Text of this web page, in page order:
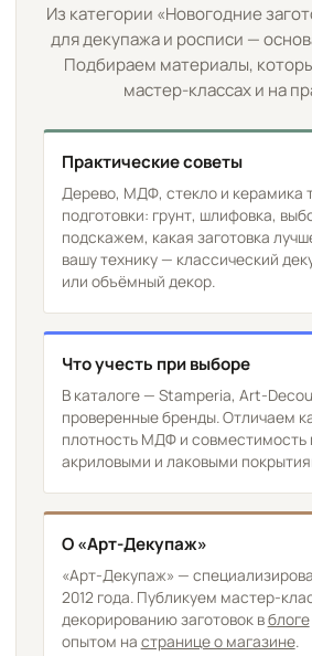
Из категории «Новогодние
для декупажа и росписи —
Подбираем материалы,
мастер-классах и на
Практические советы
Дерево, МДФ, стекло и керамика
подготовки: грунт, шлифовка,
подскажем, какая заготовка
вашу технику — классический
или объёмный декор.
Что учесть при выборе
В каталоге — Stamperia, Art-
проверенные бренды. Отличаем
плотность МДФ и совместимость
акриловыми и лаковыми
О «Арт-Декупаж»
«Арт-Декупаж» —
2012 года. Публикуем мастер-
декорированию заготовок вблоге
опытом на странице о магазине.